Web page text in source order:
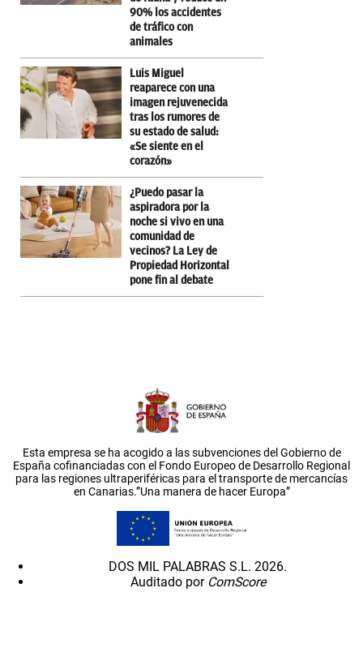
90% los accidentes
de tráfico con
animales
Luis Miguel
reaparece con una
imagen rejuvenecida
tras los rumores de
su estado de salud:
«Se siente en el
corazón»
¿Puedo pasar la
aspiradora por la
noche si vivo en una
comunidad de
vecinos? La Ley de
Propiedad Horizontal
pone fin al debate
Esta empresa se ha acogido a las subvenciones del Gobierno de
España cofinanciadas con el Fondo Europeo de Desarrollo Regional
para las regiones ultraperiféricas para el transporte de mercancías
en Canarias.”Una manera de hacer Europa”
DOS MIL PALABRAS S.L. 2026.
Auditado por ComScore